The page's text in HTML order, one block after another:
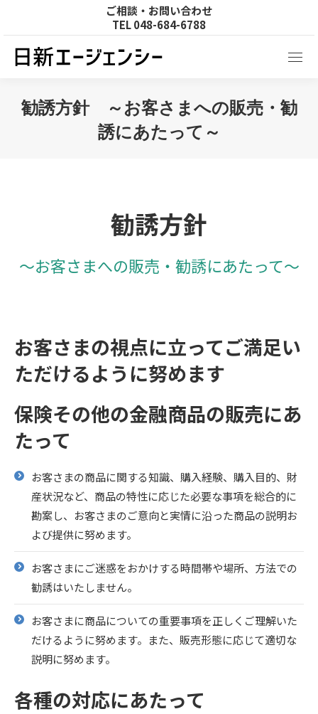
ご相談・お問い合わせ
TEL048-684-6788
勧誘方針 ～お客さまへの販売・勧
誘にあたって～
勧誘方針
～お客さまへの販売・勧誘にあたって～
お客さまの視点に立ってご満足い
ただけるように努めます
保険その他の金融商品の販売にあ
たって
お客さまの商品に関する知識、購入経験、購入目的、財
産状況など、商品の特性に応じた必要な事項を総合的に
勘案し、お客さまのご意向と実情に沿った商品の説明お
よび提供に努めます。
お客さまにご迷惑をおかけする時間帯や場所、方法での
勧誘はいたしません。
お客さまに商品についての重要事項を正しくご理解いた
だけるように努めます。また、販売形態に応じて適切な
説明に努めます。
各種の対応にあたって